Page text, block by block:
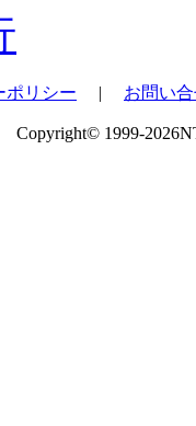
ポリシー | お問い
1999-